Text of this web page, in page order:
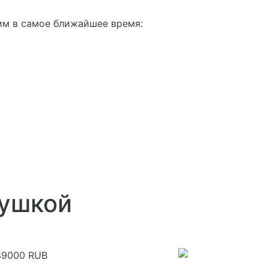
в самое ближайшее время:
RUB